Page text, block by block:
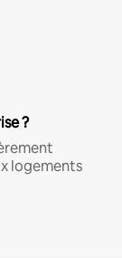
?
logements